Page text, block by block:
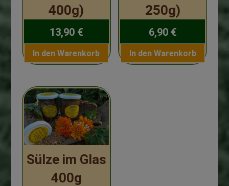
400g)
13,90 €
In den Warenkorb
250g)
6,90 €
In den Warenkorb
Sülze im Glas
400g